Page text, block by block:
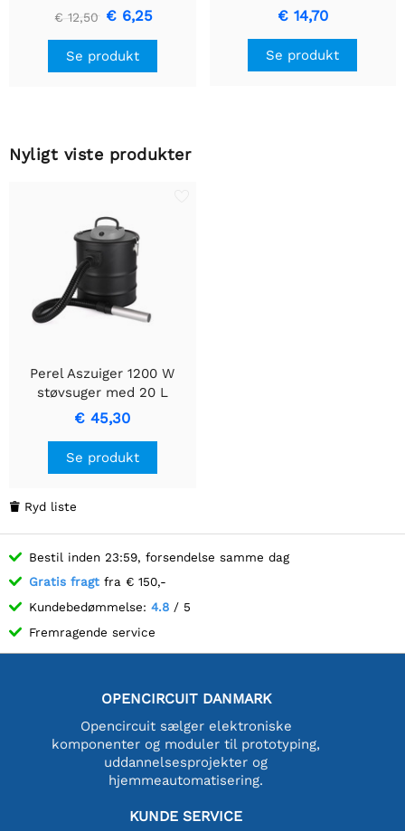
stk
€ 12,50 € 6,25
Se produkt
Indbygget med
bevægelsesregistrering &
Indbygget design
€ 14,70
Se produkt
Nyligt viste produkter
Perel Aszuiger 1200 W
støvsuger med 20 L
kapacitet og
blæsefunktion
€ 45,30
Se produkt
 Ryd liste
Bestil inden 23:59, forsendelse samme dag
Gratis fragt fra € 150,-
Kundebedømmelse: 4.8 / 5
Fremragende service
OPENCIRCUIT DANMARK
Opencircuit sælger elektroniske
komponenter og moduler til prototyping,
uddannelsesprojekter og
hjemmeautomatisering.
KUNDE SERVICE